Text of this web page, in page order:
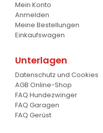
Gabel
Krokodil Gabel und Schaufel
Silageschieber
Frontlader
Frontanbau Kat. 1 und Kat.2
Mein Konto
Anmelden
Meine Bestellungen
Einkaufswagen
Unterlagen
Datenschutz und Cookies
AGB Online-Shop
FAQ Hundezwinger
FAQ Garagen
FAQ Gerüst